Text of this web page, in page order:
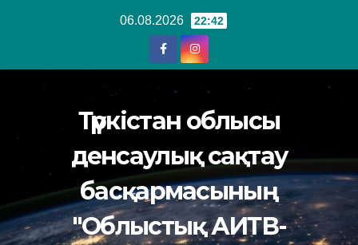
06.08.2026 22:42
Түркістан облысы
денсаулық сақтау
басқармасының
"Облыстық АИТВ-